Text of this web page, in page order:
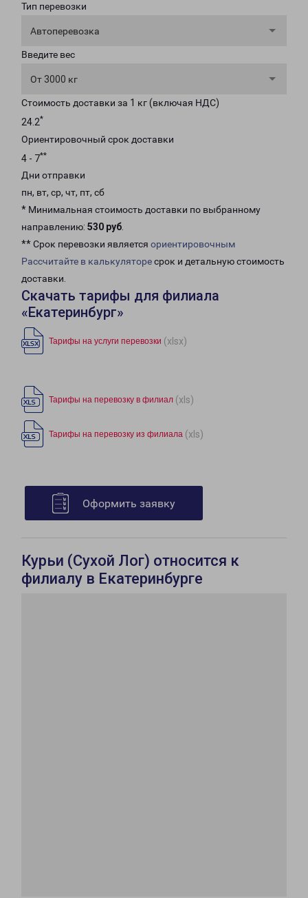
Тип перевозки
Автоперевозка
Введите вес
От 3000 кг
Стоимость доставки за 1 кг (включая НДС)
24.2*
Ориентировочный срок доставки
4 - 7**
Дни отправки
пн, вт, ср, чт, пт, сб
* Минимальная стоимость доставки по выбранному
направлению: 530 руб.
** Срок перевозки является ориентировочным
Рассчитайте в калькуляторесрок и детальную стоимость
доставки.
Скачать тарифы для филиала
«Екатеринбург»
Тарифы на услуги перевозки (xlsx)
Тарифы на перевозку в филиал (xls)
Тарифы на перевозку из филиала (xls)
Оформить заявку
Курьи (Сухой Лог) относится к
филиалу в Екатеринбурге